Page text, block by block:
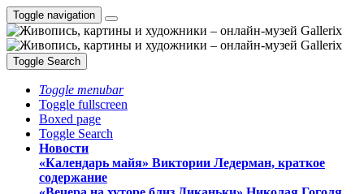
Toggle navigation
Toggle Search
Toggle menubar
Toggle fullscreen
Boxed page
Toggle Search
Новости
«Календарь майя» Виктории Ледерман, краткое
содержание